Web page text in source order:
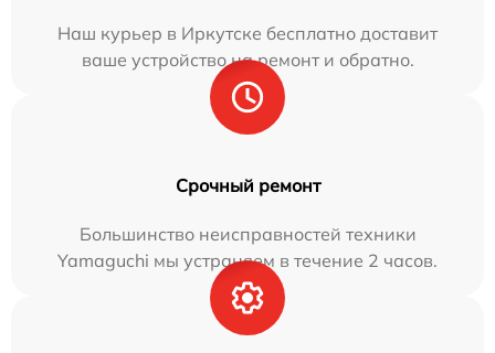
Наш курьер в Иркутске бесплатно доставит
ваше устройство на ремонт и обратно.
Срочный ремонт
Большинство неисправностей техники
Yamaguchi мы устраняем в течение 2 часов.